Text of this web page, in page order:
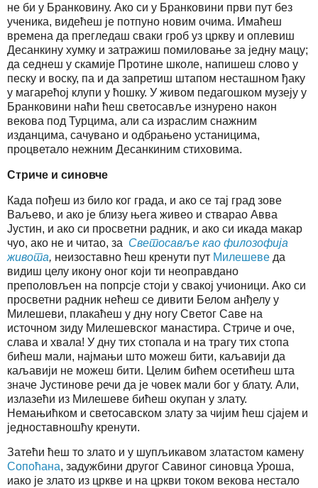
не би у Бранковину. Ако си у Бранковини први пут без
ученика, видећеш је потпуно новим очима. Имаћеш
времена да прегледаш сваки гроб уз цркву и оплевиш
Десанкину хумку и затражиш помиловање за једну мацу;
да седнеш у скамије Протине школе, напишеш слово у
песку и воску, па и да запретиш штапом несташном ђаку
у магарећој клупи у ћошку. У живом педагошком музеју у
Бранковини наћи ћеш светосавље изнурено након
векова под Турцима, али са израслим снажним
изданцима, сачувано и одбрањено устаницима,
процветало нежним Десанкиним стиховима.
Стриче и синовче
Када пођеш из било ког града, и ако се тај град зове
Ваљево, и ако је близу њега живео и стварао Авва
Јустин, и ако си просветни радник, и ако си икада макар
чуо, ако не и читао, за Светосавље као филозофија
живота, неизоставно ћеш кренути пут Милешеве да
видиш целу икону оног који ти неоправдано
преполовљен на попрсје стоји у свакој учионици. Ако си
просветни радник нећеш се дивити Белом анђелу у
Милешеви, плакаћеш у дну ногу Светог Саве на
источном зиду Милешевског манастира. Стриче и оче,
слава и хвала! У дну тих стопала и на трагу тих стопа
бићеш мали, најмањи што можеш бити, каљавији да
каљавији не можеш бити. Целим бићем осетићеш шта
значе Јустинове речи да је човек мали бог у блату. Али,
излазећи из Милешеве бићеш окупан у злату.
Немањићком и светосавском злату за чијим ћеш сјајем и
једноставношћу кренути.
Затећи ћеш то злато и у шупљикавом златастом камену
Сопоћана, задужбини другог Савиног синовца Уроша,
иако је злато из цркве и на цркви током векова нестало